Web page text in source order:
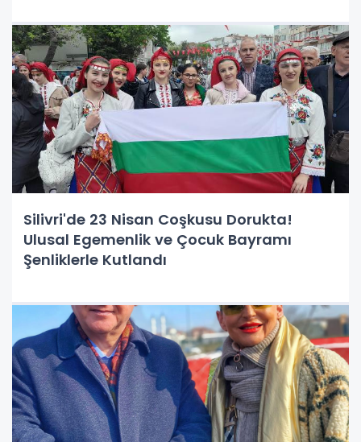
Silivri'de 23 Nisan Coşkusu Dorukta!
Ulusal Egemenlik ve Çocuk Bayramı
Şenliklerle Kutlandı